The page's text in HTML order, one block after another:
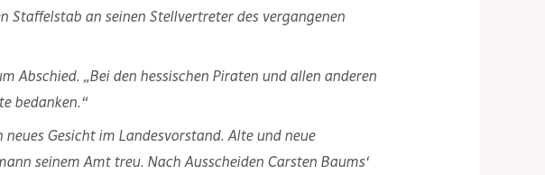
Staffelstab an seinen Stellvertreter des vergangenen
Abschied. „Bei den hessischen Piraten und allen anderen
bedanken.“
Gesicht im Landesvorstand. Alte und neue
seinem Amt treu. Nach Ausscheiden Carsten Baums‘